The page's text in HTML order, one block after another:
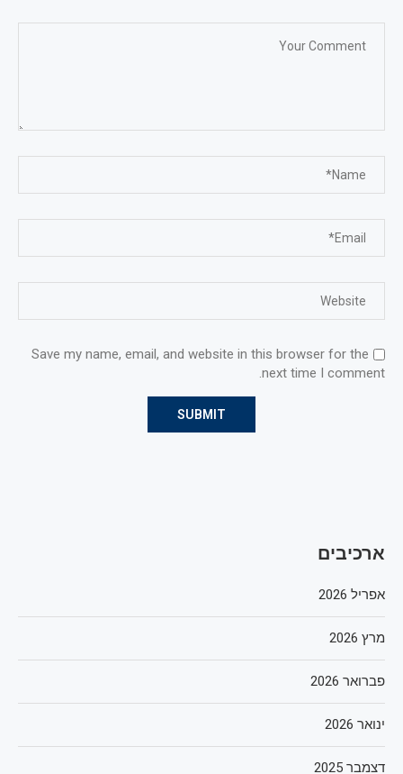
Save my name, email, and website in this browser for the
next time I comment.
ארכיבים
אפריל 2026
מרץ 2026
פברואר 2026
ינואר 2026
דצמבר 2025